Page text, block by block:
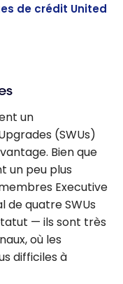
de crédit United
un
(SWUs)
Bien que
un peu plus
Executive
de quatre SWUs
— ils sont très
où les
difficiles à